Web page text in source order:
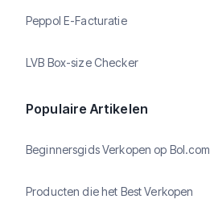
Peppol E-Facturatie
LVB Box-size Checker
Populaire Artikelen
Beginnersgids Verkopen op Bol.com
Producten die het Best Verkopen